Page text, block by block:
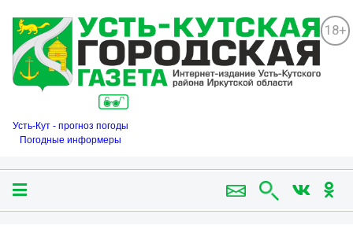
18+
Усть-Кут - прогноз погоды
Погодные информеры